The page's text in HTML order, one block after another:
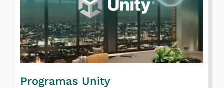
Programas Unity